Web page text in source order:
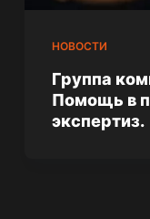
НОВОСТИ
Группа
Помощь в
экспертиз.